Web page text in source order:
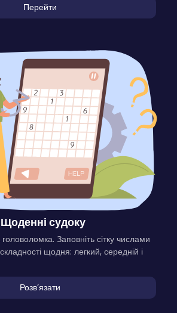
Перейти
Щоденні судоку
Заповніть сітку числами
щодня: легкий, середній і
Розвʼязати